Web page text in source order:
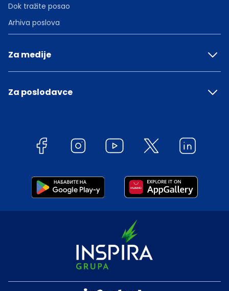
Dok tražite posao
Arhiva poslova
Za medije
Za poslodavce